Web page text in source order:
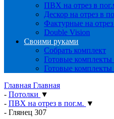
ПВХ на отрез в
Дескор на отрез в
Фактурные на
Double Vision
Своими руками
Собрать комплект
Готовые
Готовые комплекты
Главная Главная
- Потолки ▼
- ПВХ на отрез в пог.м. ▼
- Глянец 307